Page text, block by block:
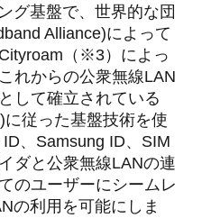
グ基盤で、世界的な団
Alliance)によって
（※3）によっ
れからの公衆無線LAN
して確立されている
従った基盤技術を使
、Samsung ID、SIM
ダと公衆無線LANの連
のユーザーにシームレ
の利用を可能にしま